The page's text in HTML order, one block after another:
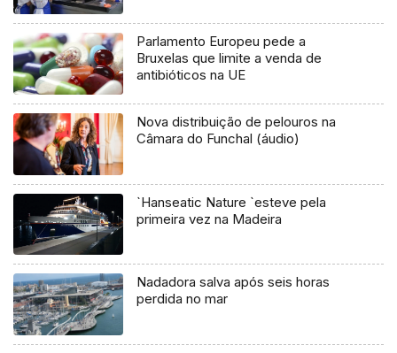
Parlamento Europeu pede a
Bruxelas que limite a venda de
antibióticos na UE
Nova distribuição de pelouros na
Câmara do Funchal (áudio)
`Hanseatic Nature `esteve pela
primeira vez na Madeira
Nadadora salva após seis horas
perdida no mar